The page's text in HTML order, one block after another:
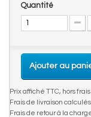
Quantité
Ajouter au
Prix affiché TTC, hors
Frais de livraison
Frais de retour à la